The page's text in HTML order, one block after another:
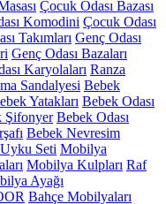
Çocuk Odası Bazası
Komodini Çocuk Odası
Takımları Genç Odası
Genç Odası Bazaları
Karyolaları Ranza
Sandalyesi Bebek
Yatakları Bebek Odası
Şifonyer Bebek Odası
Bebek Nevresim
Seti Mobilya
Mobilya Kulpları Raf
Ayağı
Bahçe Mobilyaları